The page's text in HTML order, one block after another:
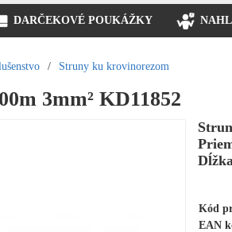
DARČEKOVÉ POUKÁŽKY
/ Struny ku krovinorezom
3mm² KD11852
Kód
EAN